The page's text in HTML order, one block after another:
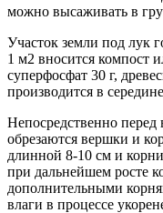
можно высаживать в
Участок земли под лук
1 м2 вносится компост
суперфосфат 30 г,
производится в
Непосредственно перед
обрезаются вершки и
длинной 8-10 см и
при дальнейшем росте
дополнительными
влаги в процессе